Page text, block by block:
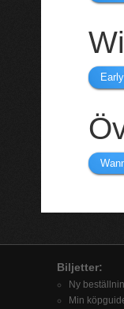
Biljetter:
Ny
Min